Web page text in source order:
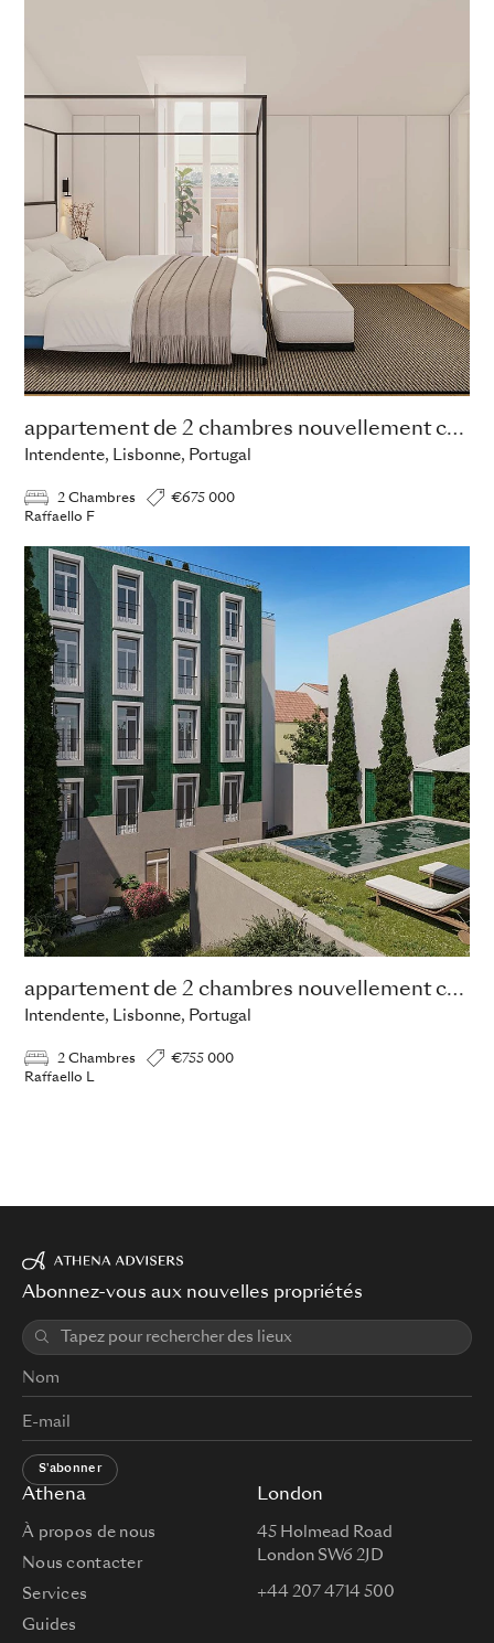
appartement de 2 chambres nouvellement construit
Intendente, Lisbonne, Portugal
2 Chambres
€675 000
Raffaello F
appartement de 2 chambres nouvellement construit
Intendente, Lisbonne, Portugal
2 Chambres
€755 000
Raffaello L
Athena
À propos de nous
Nous contacter
Services
Guides
London
45 Holmead Road
London SW6 2JD
+44 207 4714 500
Abonnez-vous aux nouvelles propriétés
S'abonner